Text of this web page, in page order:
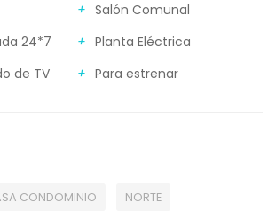
Salón Comunal
24*7
Planta Eléctrica
de TV
Para estrenar
CONDOMINIO NORTE